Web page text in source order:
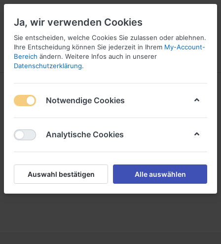
Menü Anmelden Vergleichen Wunschliste
Ja, wir verwenden Cookies
Sie entscheiden, welche Cookies Sie zulassen oder ablehnen.
Ihre Entscheidung können Sie jederzeit in Ihrem My-Account-
Bereich ändern. Weitere Infos auch in unserer
Datenschutzerklärung.
Notwendige Cookies
Analytische Cookies
Auswahl bestätigen Alle auswählen